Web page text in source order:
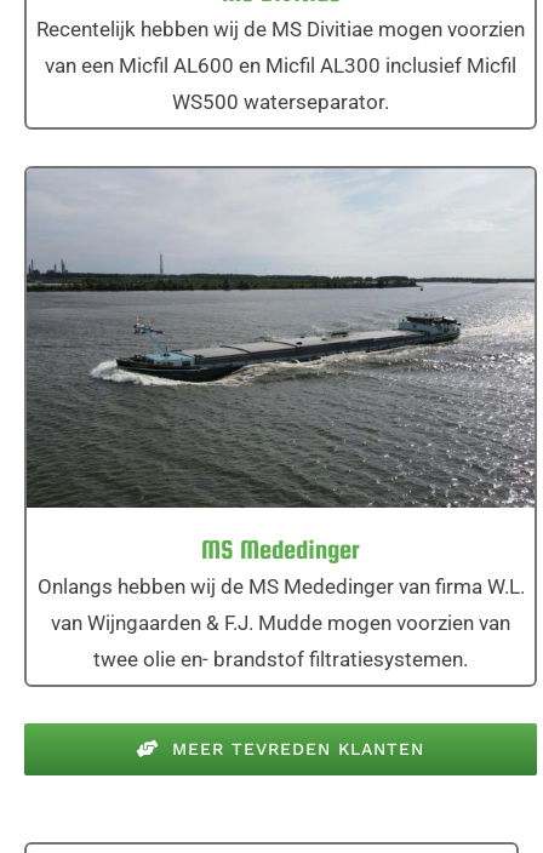
Recentelijk hebben wij de MS Divitiae mogen voorzien
van een Micfil AL600 en Micfil AL300 inclusief Micfil
WS500 waterseparator.
MS Mededinger
MS Mededinger
Onlangs hebben wij de MS Mededinger van firma W.L.
van Wijngaarden & F.J. Mudde mogen voorzien van
twee olie en- brandstof filtratiesystemen.
MEER TEVREDEN KLANTEN